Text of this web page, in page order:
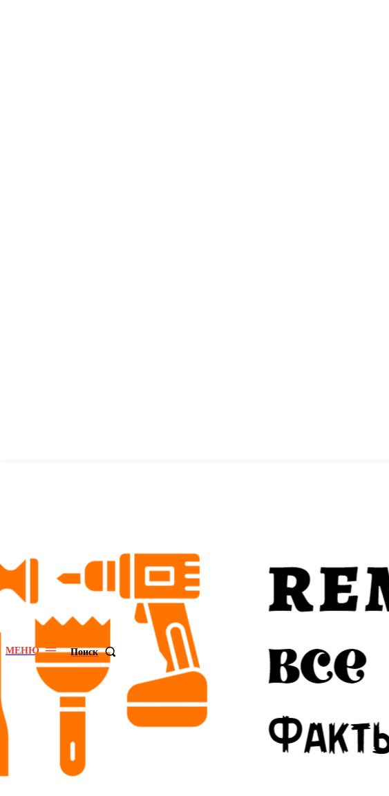
МЕНЮ Поиск